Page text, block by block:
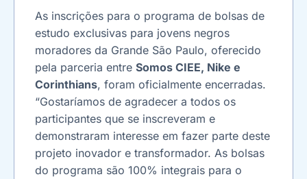
As inscrições para o programa de bolsas de
estudo exclusivas para jovens negros
moradores da Grande São Paulo, oferecido
pela parceria entre Somos CIEE, Nike e
Corinthians, foram oficialmente encerradas.
“Gostaríamos de agradecer a todos os
participantes que se inscreveram e
demonstraram interesse em fazer parte deste
projeto inovador e transformador. As bolsas
do programa são 100% integrais para o